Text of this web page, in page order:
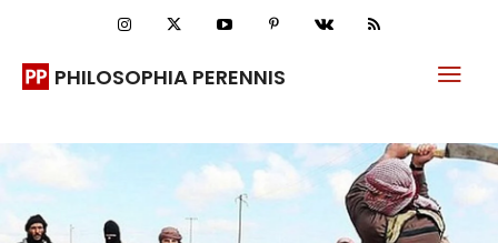
PHILOSOPHIA PERENNIS